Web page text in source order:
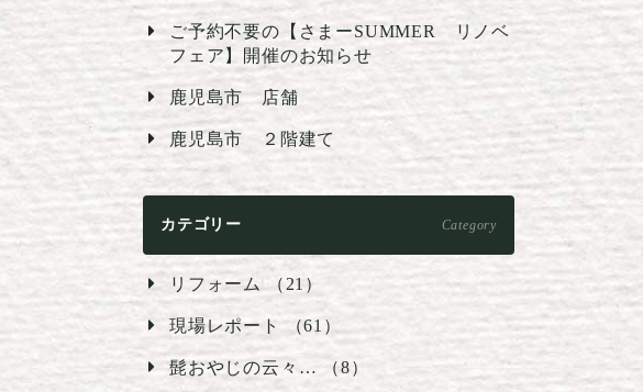
ご予約不要の【さまーSUMMER リノベ
フェア】開催のお知らせ
鹿児島市 店舗
鹿児島市 ２階建て
カテゴリー Category
リフォーム （21）
現場レポート （61）
髭おやじの云々… （8）